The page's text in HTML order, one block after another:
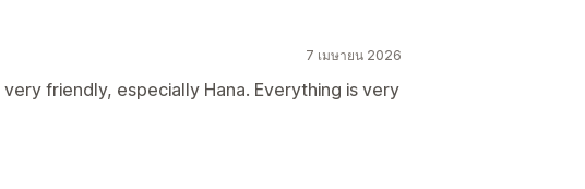
7 เมษายน 2026
friendly, especially Hana. Everything is very